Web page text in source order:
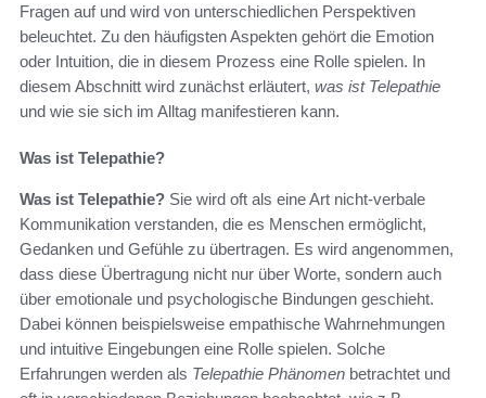
Fragen auf und wird von unterschiedlichen Perspektiven
beleuchtet. Zu den häufigsten Aspekten gehört die Emotion
oder Intuition, die in diesem Prozess eine Rolle spielen. In
diesem Abschnitt wird zunächst erläutert, was ist Telepathie
und wie sie sich im Alltag manifestieren kann.
Was ist Telepathie?
Was ist Telepathie? Sie wird oft als eine Art nicht-verbale
Kommunikation verstanden, die es Menschen ermöglicht,
Gedanken und Gefühle zu übertragen. Es wird angenommen,
dass diese Übertragung nicht nur über Worte, sondern auch
über emotionale und psychologische Bindungen geschieht.
Dabei können beispielsweise empathische Wahrnehmungen
und intuitive Eingebungen eine Rolle spielen. Solche
Erfahrungen werden als Telepathie Phänomen betrachtet und